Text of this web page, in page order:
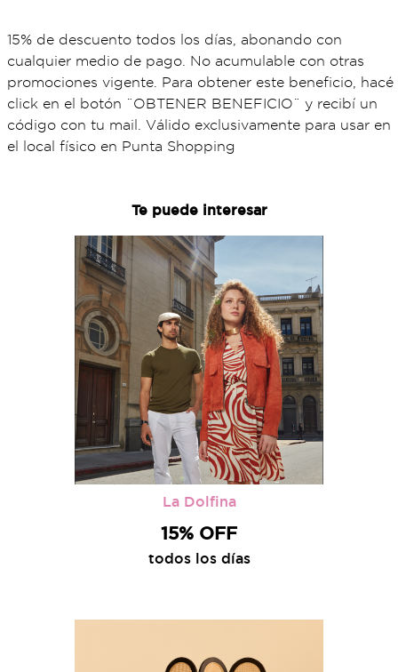
15% de descuento todos los días, abonando con
cualquier medio de pago. No acumulable con otras
promociones vigente. Para obtener este beneficio, hacé
click en el botón ¨OBTENER BENEFICIO¨ y recibí un
código con tu mail. Válido exclusivamente para usar en
el local físico en Punta Shopping
Te puede interesar
La Dolfina
15% OFF
todos los días